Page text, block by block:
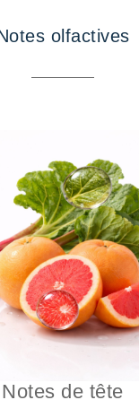
olfactives
Notes de tête